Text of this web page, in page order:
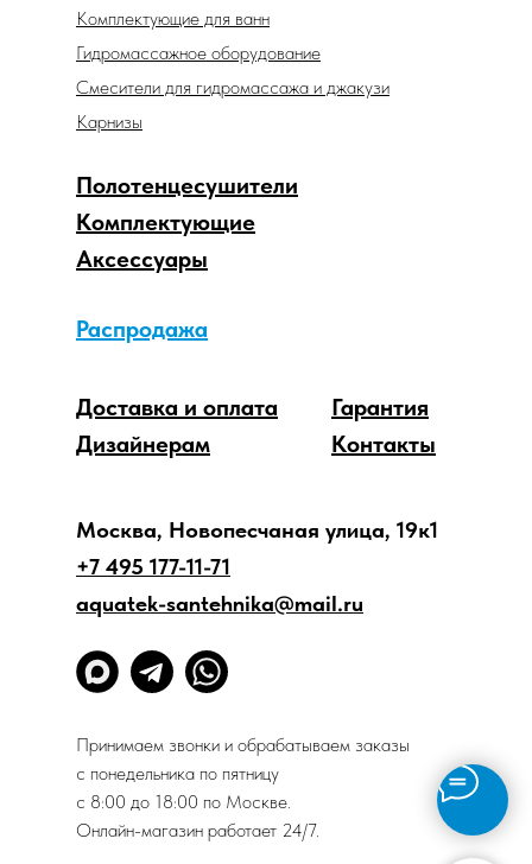
Аксессуары
Распродажа
Комплектующие
Дизайнерам
Доставка и оплата
Гарантия
Контакты
Комплектующие для ванн
Гидромассажное оборудование
Смесители для гидромассажа и джакузи
Карнизы
Полотенцесушители
Москва, Новопесчаная улица, 19к1
+7 495 177-11-71
aquatek-santehnika@mail.ru
Принимаем звонки и обрабатываем заказы
с понедельника по пятницу
с 8:00 до 18:00 по Москве.
Онлайн-магазин работает 24/7.